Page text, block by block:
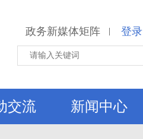
政务新媒体矩阵 | 登录
交流 新闻中心